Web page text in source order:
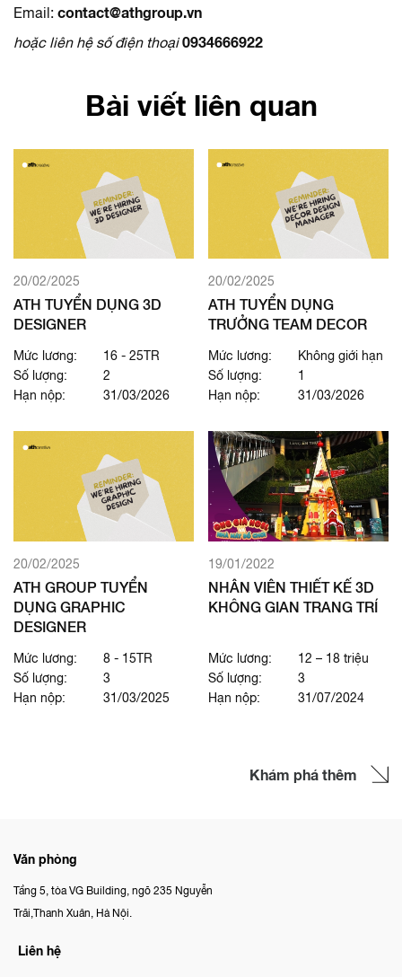
Email:contact@athgroup.vn
hoặc liên hệ số điện thoại0934666922
Bài viết liên quan
20/02/2025
ATH TUYỂN DỤNG 3D
DESIGNER
Mức lương:
16 - 25TR
Số lượng:
2
Hạn nộp:
31/03/2026
20/02/2025
ATH TUYỂN DỤNG
TRƯỞNG TEAM DECOR
Mức lương:
Không giới hạn
Số lượng:
1
Hạn nộp:
31/03/2026
20/02/2025
ATH GROUP TUYỂN
DỤNG GRAPHIC
DESIGNER
Mức lương:
8 - 15TR
Số lượng:
3
Hạn nộp:
31/03/2025
19/01/2022
NHÂN VIÊN THIẾT KẾ 3D
KHÔNG GIAN TRANG TRÍ
Mức lương:
12 – 18 triệu
Số lượng:
3
Hạn nộp:
31/07/2024
Khám phá thêm
Văn phòng
Tầng 5, tòa VG Building, ngõ 235 Nguyễn
Trãi,Thanh Xuân, Hà Nội.
Liên hệ